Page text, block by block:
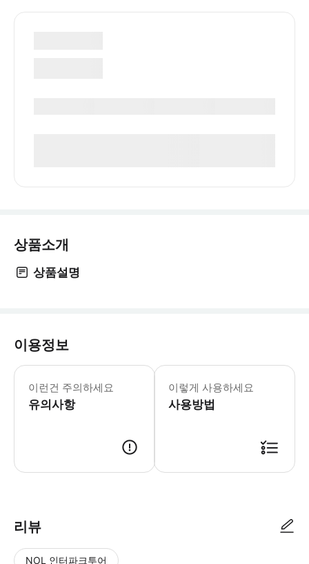
상품소개
상품설명
이용정보
이런건 주의하세요
유의사항
🔴 예약 확정 후 변경 및 환불 불가 -
🗓 예약 시, 이용일 선택 필수 - 예약
⏰ 입장 시간 확인 - 영업시간：
🔴 어트랙션 이용 제한 기준 안내 [
🔴 자주 묻는 질문 문의 : 구매 후 언
이렇게 사용하세요
사용방법
리뷰
NOL 인터파크투어